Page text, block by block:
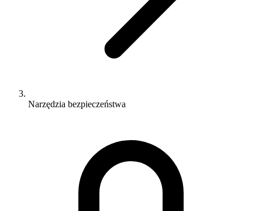
Narzędzia bezpieczeństwa